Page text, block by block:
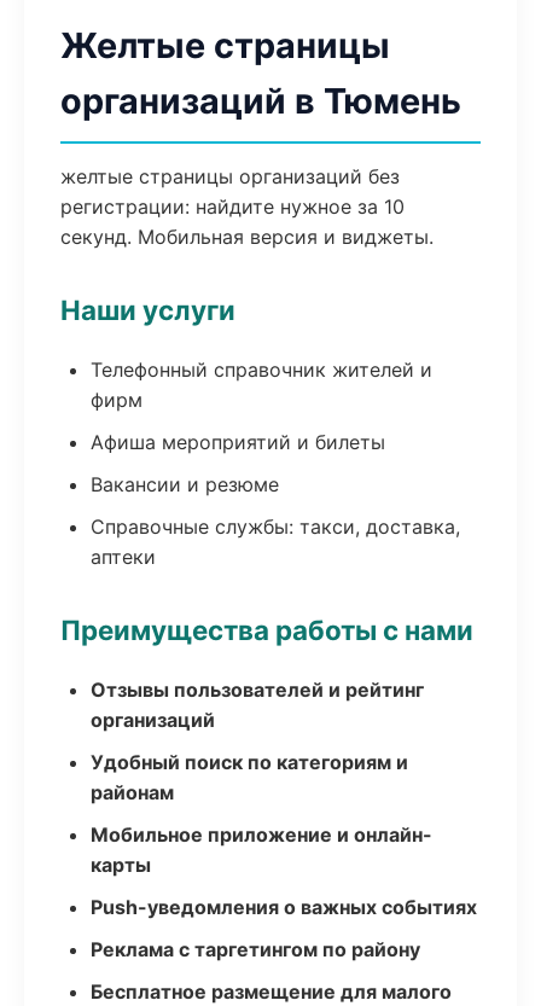
Желтые страницы
организаций в Тюмень
желтые страницы организаций без
регистрации: найдите нужное за 10
секунд. Мобильная версия и виджеты.
Наши услуги
Телефонный справочник жителей и
фирм
Афиша мероприятий и билеты
Вакансии и резюме
Справочные службы: такси, доставка,
аптеки
Преимущества работы с нами
Отзывы пользователей и рейтинг
организаций
Удобный поиск по категориям и
районам
Мобильное приложение и онлайн-
карты
Push-уведомления о важных событиях
Реклама с таргетингом по району
Бесплатное размещение для малого